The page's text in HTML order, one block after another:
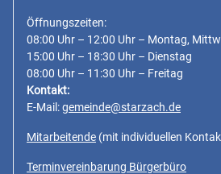
Öffnungszeiten:
08:00 Uhr – 12:00 Uhr – Montag,
15:00 Uhr – 18:30 Uhr – Dienstag
08:00 Uhr – 11:30 Uhr – Freitag
Kontakt:
E-Mail:gemeinde@starzach.de
Mitarbeitende (mit individuellen
Terminvereinbarung Bürgerbüro